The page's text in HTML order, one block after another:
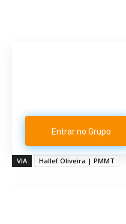
Entrar no Grupo
VIA Hallef Oliveira | PMMT